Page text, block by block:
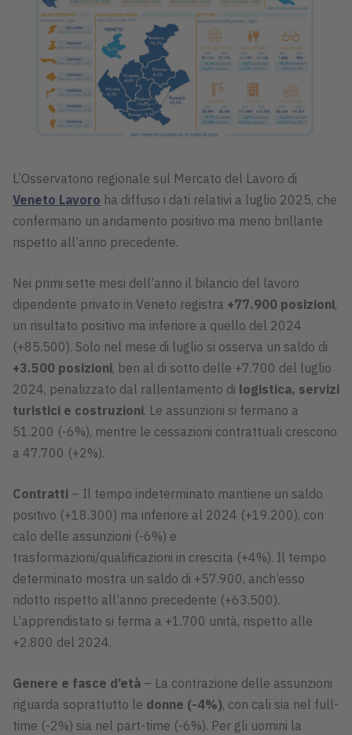
L’Osservatorio regionale sul Mercato del Lavoro di
Veneto Lavoro ha diffuso i dati relativi a luglio 2025, che
confermano un andamento positivo ma meno brillante
rispetto all’anno precedente.
Nei primi sette mesi dell’anno il bilancio del lavoro
dipendente privato in Veneto registra +77.900 posizioni,
un risultato positivo ma inferiore a quello del 2024
(+85.500). Solo nel mese di luglio si osserva un saldo di
+3.500 posizioni, ben al di sotto delle +7.700 del luglio
2024, penalizzato dal rallentamento di logistica, servizi
turistici e costruzioni. Le assunzioni si fermano a
51.200 (-6%), mentre le cessazioni contrattuali crescono
a 47.700 (+2%).
Contratti – Il tempo indeterminato mantiene un saldo
positivo (+18.300) ma inferiore al 2024 (+19.200), con
calo delle assunzioni (-6%) e
trasformazioni/qualificazioni in crescita (+4%). Il tempo
determinato mostra un saldo di +57.900, anch’esso
ridotto rispetto all’anno precedente (+63.500).
L’apprendistato si ferma a +1.700 unità, rispetto alle
+2.800 del 2024.
Genere e fasce d’età – La contrazione delle assunzioni
riguarda soprattutto le donne (-4%), con cali sia nel full-
time (-2%) sia nel part-time (-6%). Per gli uomini la